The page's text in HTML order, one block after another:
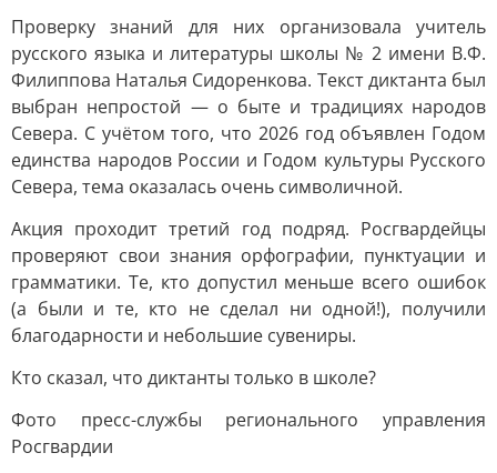
Проверку знаний для них организовала учитель
русского языка и литературы школы № 2 имени В.Ф.
Филиппова Наталья Сидоренкова. Текст диктанта был
выбран непростой — о быте и традициях народов
Севера. С учётом того, что 2026 год объявлен Годом
единства народов России и Годом культуры Русского
Севера, тема оказалась очень символичной.
Акция проходит третий год подряд. Росгвардейцы
проверяют свои знания орфографии, пунктуации и
грамматики. Те, кто допустил меньше всего ошибок
(а были и те, кто не сделал ни одной!), получили
благодарности и небольшие сувениры.
Кто сказал, что диктанты только в школе?
Фото пресс-службы регионального управления
Росгвардии